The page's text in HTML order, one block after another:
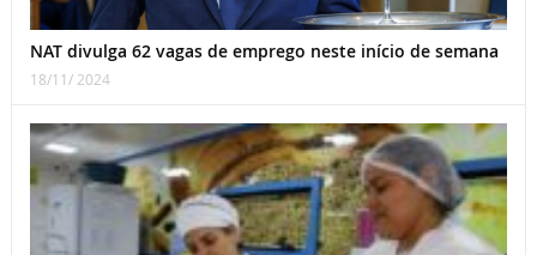
NAT divulga 62 vagas de emprego neste início de semana
18/11/ 2024